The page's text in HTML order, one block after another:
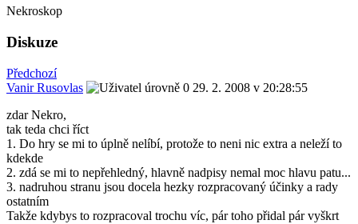
Nekroskop
Diskuze
Předchozí
Vanir Rusovlas
29. 2. 2008 v 20:28:55
zdar Nekro,
tak teda chci říct
1. Do hry se mi to úplně nelíbí, protože to neni nic extra a neleží to
kdekde
2. zdá se mi to nepřehledný, hlavně nadpisy nemal moc hlavu patu...
3. nadruhou stranu jsou docela hezky rozpracovaný účinky a rady
ostatním
Takže kdybys to rozpracoval trochu víc, pár toho přidal pár vyškrt